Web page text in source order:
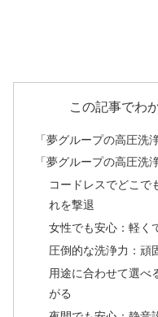
この記事でわ
「夢グループの高圧洗
「夢グループの高圧洗
コードレスでどこで
れを撃退
女性でも安心：軽く
圧倒的な洗浄力：頑
用途に合わせて選べ
がる